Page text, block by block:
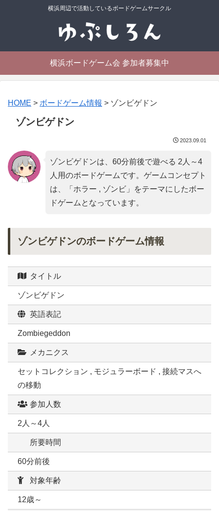
横浜周辺で活動しているボードゲームサークル
横浜ボードゲーム会 参加者募集中
HOME > ボードゲーム情報 > ゾンビゲドン
ゾンビゲドン
2023.09.01
ゾンビゲドンは、60分前後で遊べる 2人～4
人用のボードゲームです。ゲームコンセプト
は、「 ホラー , ゾンビ」をテーマにしたボー
ドゲームとなっています。
ゾンビゲドンのボードゲーム情報
タイトル
ゾンビゲドン
英語表記
Zombiegeddon
メカニクス
セットコレクション , モジュラーボード , 接続マスへ
の移動
参加人数
2人～4人
所要時間
60分前後
対象年齢
12歳～